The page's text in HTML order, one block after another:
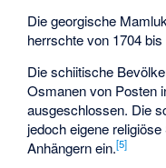
Die georgische
herrschte von 1704 bis
Die schiitische
Osmanen von Posten
ausgeschlossen. Die
jedoch eigene
Anhängern ein.[5]